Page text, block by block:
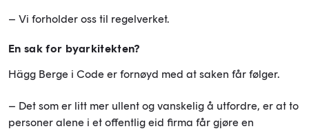
– Vi forholder oss til regelverket.
En sak for byarkitekten?
Hägg Berge i Code er fornøyd med at saken får følger.
– Det som er litt mer ullent og vanskelig å utfordre, er at to
personer alene i et offentlig eid firma får gjøre en